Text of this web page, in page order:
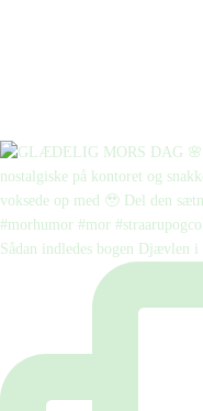
Sådan indledes bogen Djævlen